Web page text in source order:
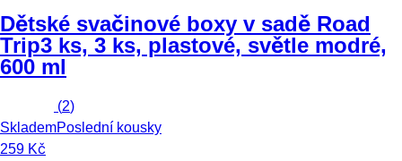
Dětské svačinové boxy v sadě Road
Trip3 ks, 3 ks, plastové, světle modré,
600 ml
(2)
SklademPoslední kousky
259 Kč